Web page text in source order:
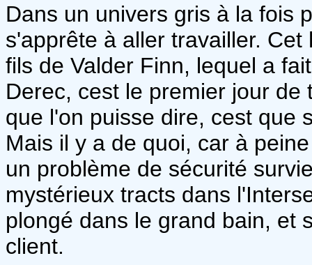
Dans un univers gris à la fois
s'apprête à aller travailler.
fils de Valder Finn, lequel a
Derec, cest le premier jour
que l'on puisse dire, cest que
Mais il y a de quoi, car à
un problème de sécurité
mystérieux tracts dans
plongé dans le grand bain, et
client.